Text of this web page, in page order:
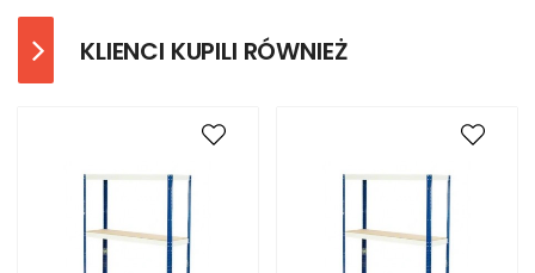
KLIENCI KUPILI RÓWNIEŻ